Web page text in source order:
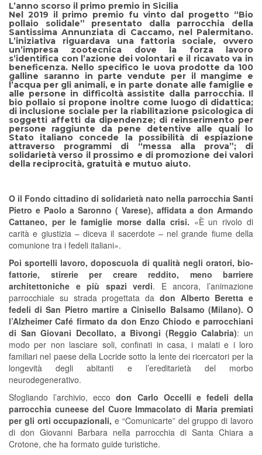
L’anno scorso il primo premio in Sicilia
Nel 2019 il primo premio fu vinto dal progetto “Bio
pollaio solidale” presentato dalla parrocchia della
Santissima Annunziata di Caccamo, nel Palermitano.
L’iniziativa riguardava una fattoria sociale, ovvero
un’impresa zootecnica dove la forza lavoro
s’identifica con l’azione dei volontari e il ricavato va in
beneficenza. Nello specifico le uova prodotte da 100
galline saranno in parte vendute per il mangime e
l’acqua per gli animali, e in parte donate alle famiglie e
alle persone in difficoltà assistite dalla parrocchia. Il
bio pollaio si propone inoltre come luogo di didattica;
di inclusione sociale per la riabilitazione psicologica di
soggetti affetti da dipendenze; di reinserimento per
persone raggiunte da pene detentive alle quali lo
Stato italiano concede la possibilità di espiazione
attraverso programmi di “messa alla prova”; di
solidarietà verso il prossimo e di promozione dei valori
della reciprocità, gratuità e mutuo aiuto.
O il Fondo cittadino di solidarietà nato nella parrocchia Santi
Pietro e Paolo a Saronno ( Varese), affidata a don Armando
Cattaneo, per le famiglie morse dalla crisi. «È un rivolo di
carità e giustizia – diceva il sacerdote – nel grande fiume della
comunione tra i fedeli italiani».
Poi sportelli lavoro, doposcuola di qualità negli oratori, bio-
fattorie, stirerie per creare reddito, meno barriere
architettoniche e più spazi verdi. E ancora, l’animazione
parrocchiale su strada progettata da don Alberto Beretta e
fedeli di San Pietro martire a Cinisello Balsamo (Milano). O
l’Alzheimer Café firmato da don Enzo Chiodo e parrocchiani
di San Giovani Decollato, a Bivongi (Reggio Calabria): un
modo per non lasciare soli, confinati in casa, i malati e i loro
familiari nel paese della Locride sotto la lente dei ricercatori per la
longevità degli abitanti e l’ereditarietà del morbo
neurodegenerativo.
Sfogliando l’archivio, eccodon Carlo Occelli e fedeli della
parrocchia cuneese del Cuore Immacolato di Maria premiati
per gli orti occupazionali, e “Comunicarte” del gruppo di lavoro
di don Giovanni Barbara nella parrocchia di Santa Chiara a
Crotone, che ha formato guide turistiche.